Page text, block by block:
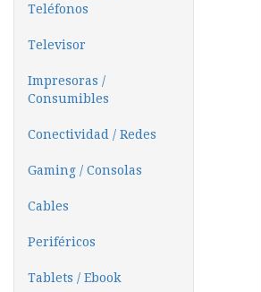
Teléfonos
Televisor
Impresoras /
Consumibles
Conectividad / Redes
Gaming / Consolas
Cables
Periféricos
Tablets / Ebook